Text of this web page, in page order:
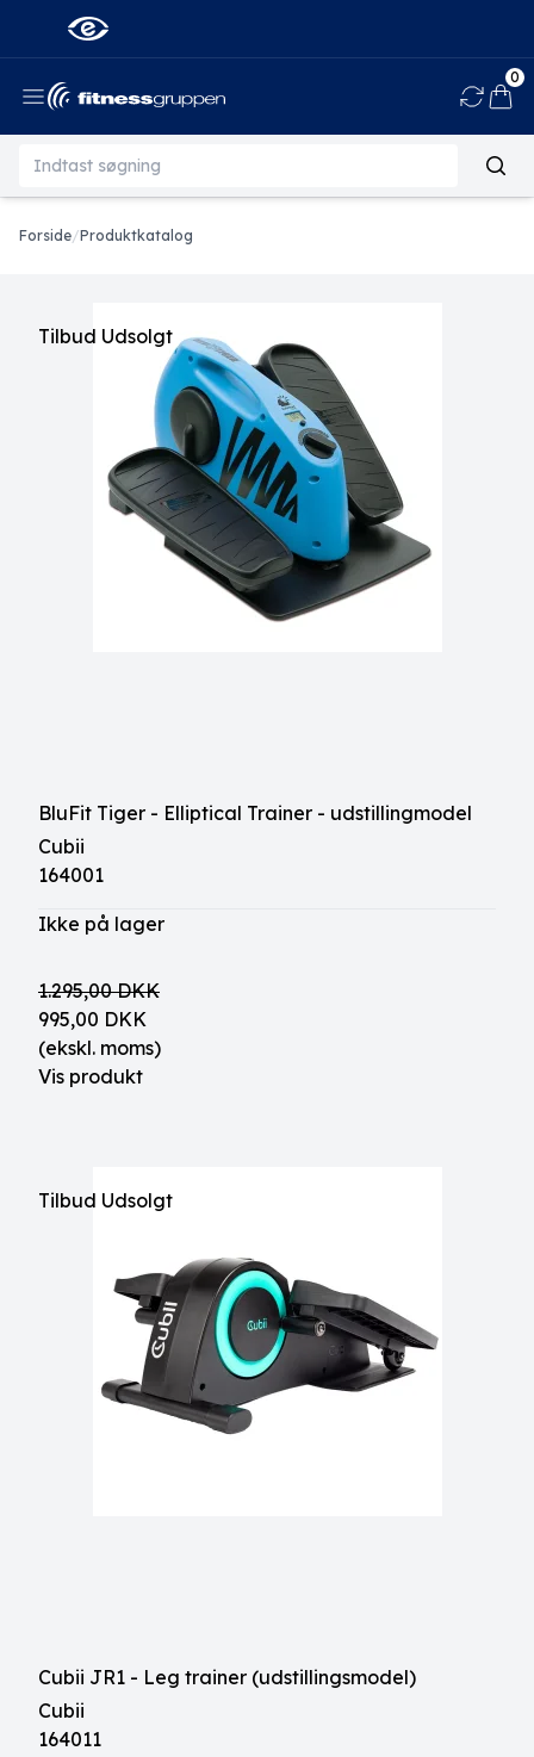
0
Forside/Produktkatalog
Tilbud Udsolgt
BluFit Tiger - Elliptical Trainer - udstillingmodel
Cubii
164001
Ikke på lager
1.295,00 DKK
995,00 DKK
(ekskl. moms)
Vis produkt
Tilbud Udsolgt
Cubii JR1 - Leg trainer (udstillingsmodel)
Cubii
164011